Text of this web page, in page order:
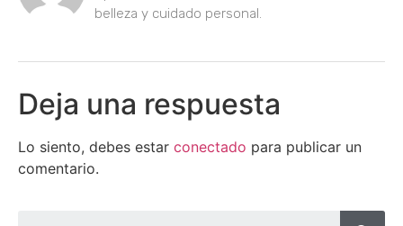
belleza y cuidado personal.
Deja una respuesta
Lo siento, debes estar conectado para publicar un
comentario.